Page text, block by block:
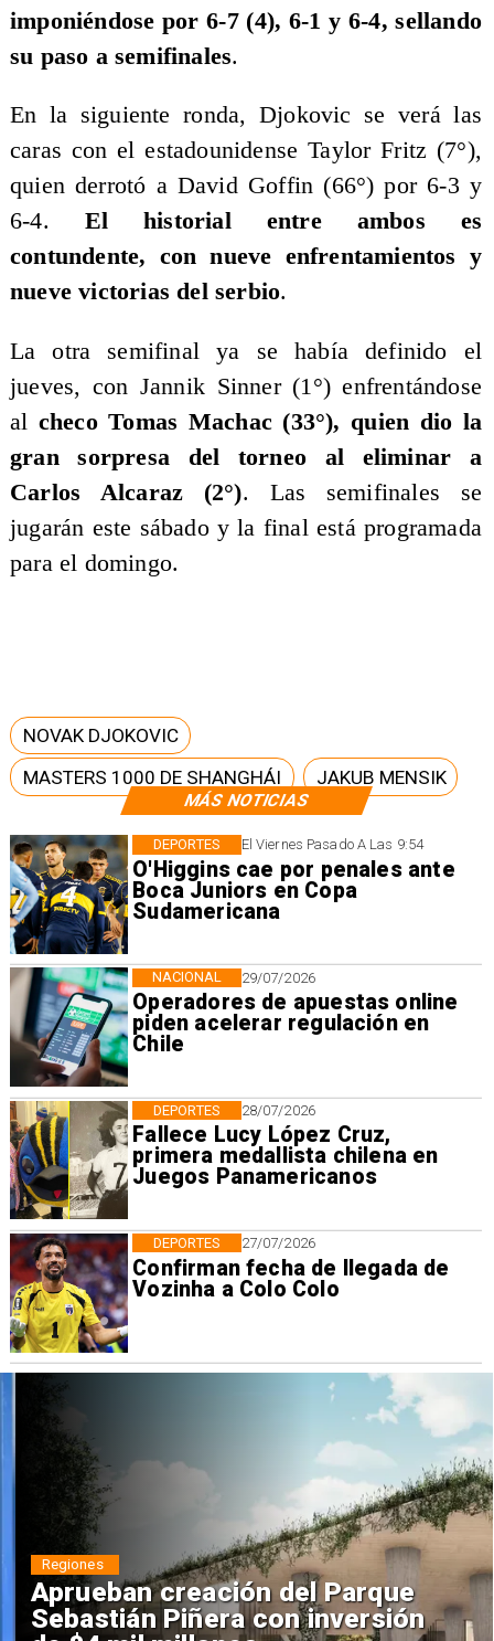
MÁS NOTICIAS
El Viernes Pasado A Las 9:54
O'Higgins cae por penales ante
Boca Juniors en Copa
Sudamericana
DEPORTES
29/07/2026
Operadores de apuestas online
piden acelerar regulación en
Chile
NACIONAL
28/07/2026
Fallece Lucy López Cruz,
primera medallista chilena en
Juegos Panamericanos
DEPORTES
27/07/2026
Confirman fecha de llegada de
Vozinha a Colo Colo
DEPORTES
imponiéndose por 6-7 (4), 6-1 y 6-4, sellando
su paso a semifinales.
En la siguiente ronda, Djokovic se verá las
caras con el estadounidense Taylor Fritz (7°),
quien derrotó a David Goffin (66°) por 6-3 y
6-4. El historial entre ambos es
contundente, con nueve enfrentamientos y
nueve victorias del serbio.
La otra semifinal ya se había definido el
jueves, con Jannik Sinner (1°) enfrentándose
al checo Tomas Machac (33°), quien dio la
gran sorpresa del torneo al eliminar a
Carlos Alcaraz (2°). Las semifinales se
jugarán este sábado y la final está programada
para el domingo.
NOVAK DJOKOVIC
MASTERS 1000 DE SHANGHÁI
JAKUB MENSIK
Aprueban creación del Parque
Sebastián Piñera con inversión
Regiones